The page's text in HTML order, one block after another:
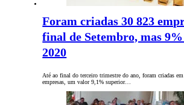
Foram criadas 30 823
final de Setembro, mas
2020
Até ao final do terceiro trimestre do ano, foram criadas
empresas, um valor 9,1% superior…